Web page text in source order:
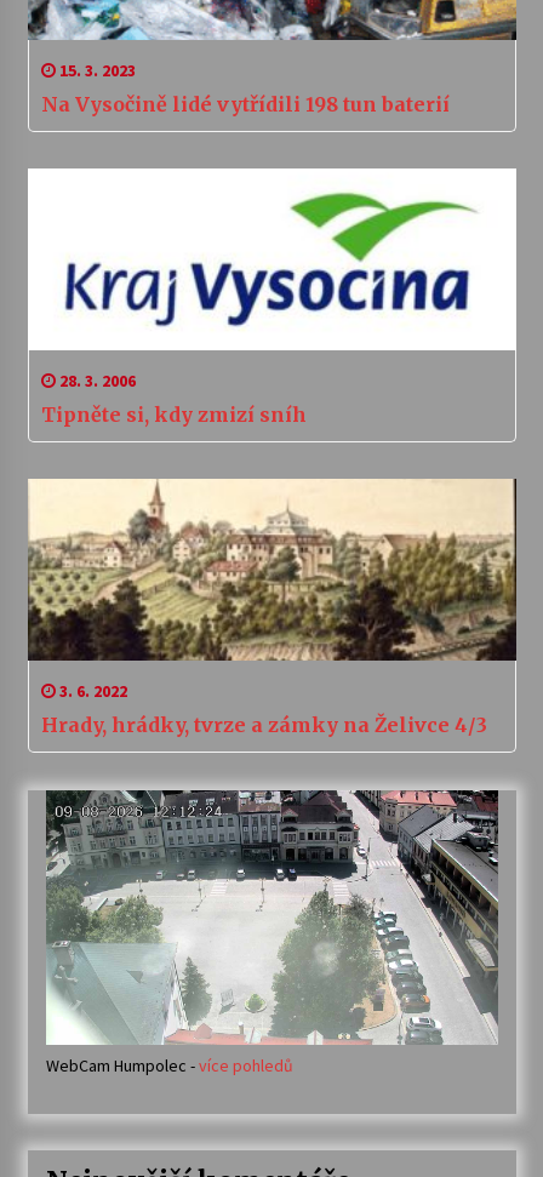
15. 3. 2023
Na Vysočině lidé vytřídili 198 tun baterií
28. 3. 2006
Tipněte si, kdy zmizí sníh
3. 6. 2022
Hrady, hrádky, tvrze a zámky na Želivce 4/3
WebCam Humpolec -více pohledů